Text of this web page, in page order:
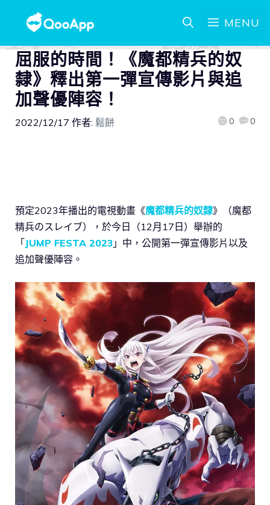
MENU
屈服的時間！《魔都精兵的奴
隸》釋出第一彈宣傳影片與追
加聲優陣容！
2022/12/17 作者: 鬆餅 0 0
預定2023年播出的電視動畫《魔都精兵的奴隸》（魔都
精兵のスレイブ），於今日（12月17日）舉辦的
「JUMP FESTA 2023 」中，公開第一彈宣傳影片以及
追加聲優陣容。